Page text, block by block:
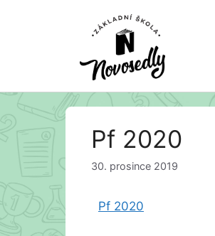
Pf 2020
30. prosince 2019
Pf 2020